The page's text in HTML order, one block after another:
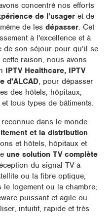
concentré nos efforts
de l’usager et de
de les dépasser. Cet
à l'excellence et à
de son séjour pour qu’il se
raison, nous avons
IPTV Healthcare, IPTV
d'ALCAD, pour dépasser
des hôtels, hôpitaux,
tous types de bâtiments.
dans le monde
et la distribution
et hôtels, hôpitaux et
une solution TV complète
du signal TV à
ou la fibre optique,
logement ou la chambre;
puissant et agile ou
intuitif, rapide et très